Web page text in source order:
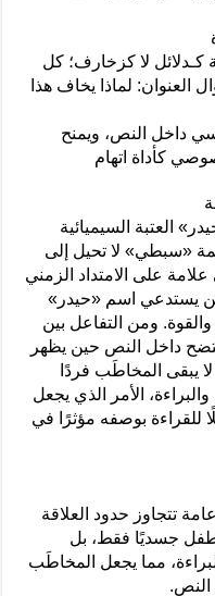
كـدلائل لا كزخارف؛ كل
لماذا يخاف هذا
داخل النص، ويمنح
كأداة اتهام
العتبة السيميائية
«سبطي» لا تحيل إلى
على الامتداد الزمني
يستدعي اسم «حيدر»
ومن التفاعل بين
تتضح داخل النص حين يظهر
يبقى المخاطَب فردًا
الأمر الذي يجعل
للقراءة بوصفه مؤثرًا في
تتجاوز حدود العلاقة
جسديًا فقط، بل
مما يجعل المخاطَب
النص.